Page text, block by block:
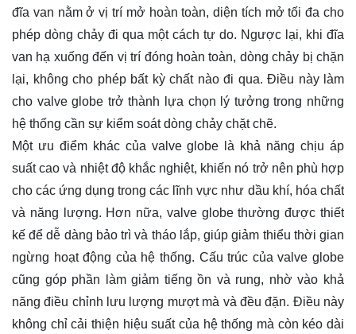
đĩa van nằm ở vị trí mở hoàn toàn, diện tích mở tối đa cho
phép dòng chảy đi qua một cách tự do. Ngược lại, khi đĩa
van hạ xuống đến vị trí đóng hoàn toàn, dòng chảy bị chặn
lại, không cho phép bất kỳ chất nào đi qua. Điều này làm
cho valve globe trở thành lựa chọn lý tưởng trong những
hệ thống cần sự kiểm soát dòng chảy chặt chẽ.
Một ưu điểm khác của valve globe là khả năng chịu áp
suất cao và nhiệt độ khắc nghiệt, khiến nó trở nên phù hợp
cho các ứng dụng trong các lĩnh vực như dầu khí, hóa chất
và năng lượng. Hơn nữa, valve globe thường được thiết
kế để dễ dàng bảo trì và tháo lắp, giúp giảm thiểu thời gian
ngừng hoạt động của hệ thống. Cấu trúc của valve globe
cũng góp phần làm giảm tiếng ồn và rung, nhờ vào khả
năng điều chỉnh lưu lượng mượt mà và đều đặn. Điều này
không chỉ cải thiện hiệu suất của hệ thống mà còn kéo dài